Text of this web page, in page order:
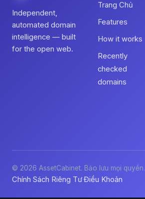
Independent,
automated domain
intelligence — built
for the open web.
Trang Chủ
Features
How it works
Recently
checked
domains
© 2026 AssetCabinet. Bảo lưu mọi quyền.
Chính Sách Riêng Tư·Điều Khoản